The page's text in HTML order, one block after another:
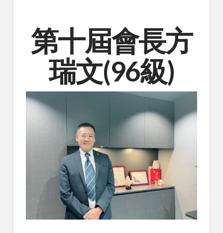
第十屆會長方
瑞文(96級)